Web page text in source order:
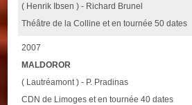
( Henrik Ibsen ) - Richard Brunel
Théâtre de la Colline et en tournée 50 dates
2007
MALDOROR
( Lautréamont ) - P. Pradinas
CDN de Limoges et en tournée 40 dates